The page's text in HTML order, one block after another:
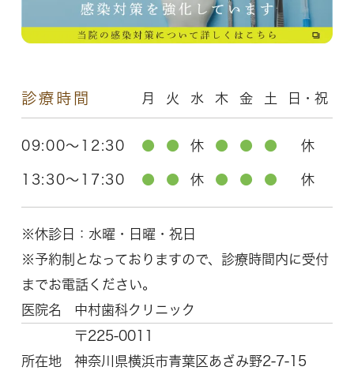
診療時間 月 火 水 木 金 土 日・祝
09:00～12:30 ● ● 休 ● ● ● 休
13:30～17:30 ● ● 休 ● ● ● 休
※休診日：水曜・日曜・祝日
※予約制となっておりますので、診療時間内に受付
までお電話ください。
医院名
中村歯科クリニック
所在地
〒225-0011
神奈川県横浜市青葉区 あざみ野2-7-15